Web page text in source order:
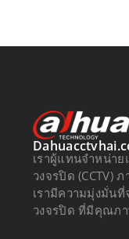
เราผู้แทนจำหน่า
วงจรปิด (CCTV)
เรามีความมุ่งมั่น
วงจรปิด ที่มีคุณภ